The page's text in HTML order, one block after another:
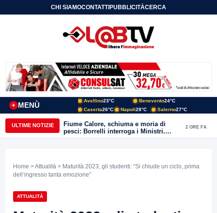
CHI SIAMOCONTATTIPUBBLICITÀCERCA
MENÙ
+
Avellino23°C Benevento24°C
Caserta26°C Napoli28°C Salerno27°C
ULTIME NOTIZIE
Fiume Calore, schiuma e moria di
pesci: Borrelli interroga i Ministri.
“Benevento paga l’assenza del
2 ORE FA
Home >Attualità > Maturità 2023, gli studenti: “Si chiude un ciclo, prima
dell’ingresso tanta emozione”
ATTUALITÀ